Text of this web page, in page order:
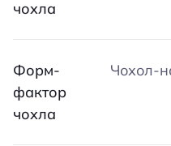
чохла
Форм-
фактор
чохла
Чохол-